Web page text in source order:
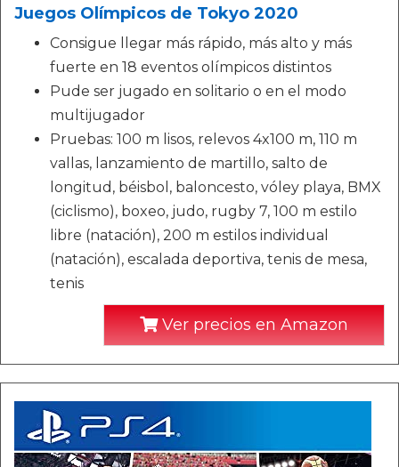
Juegos Olímpicos de Tokyo 2020
Consigue llegar más rápido, más alto y más
fuerte en 18 eventos olímpicos distintos
Pude ser jugado en solitario o en el modo
multijugador
Pruebas: 100 m lisos, relevos 4x100 m, 110 m
vallas, lanzamiento de martillo, salto de
longitud, béisbol, baloncesto, vóley playa, BMX
(ciclismo), boxeo, judo, rugby 7, 100 m estilo
libre (natación), 200 m estilos individual
(natación), escalada deportiva, tenis de mesa,
tenis
Ver precios en Amazon